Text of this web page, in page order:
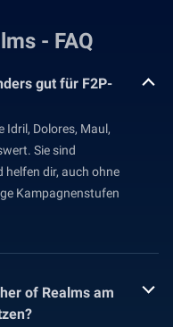
- FAQ
gut für F2P-
Idril, Dolores, Maul,
Sie sind
helfen dir, auch ohne
Kampagnenstufen
of Realms am